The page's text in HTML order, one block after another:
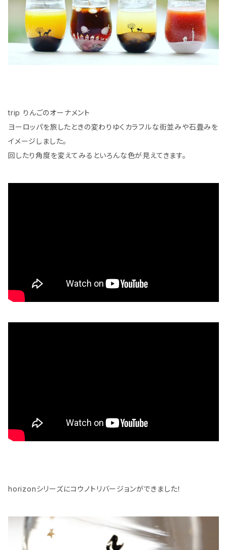
trip りんごのオーナメント
ヨーロッパを旅したときの変わりゆくカラフルな街並みや石畳みを
イメージしました。
回したり角度を変えてみるといろんな色が見えてきます。
horizonシリーズにコウノトリバージョンができました！